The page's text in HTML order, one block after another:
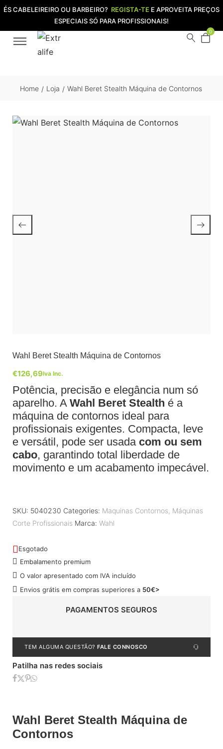
ÉS CABELEIREIRO OU BARBEIRO? REGISTA-TE E APROVEITA PREÇOS
ESPECIAIS SÓ PARA PROFISSIONAIS!
0
Home / Loja / Wahl Beret Stealth Máquina de Contornos
Wahl Beret Stealth Máquina de Contornos
€126,69Iva Inc.
Potência, precisão e elegância num só
aparelho. A Wahl Beret Stealth é a
máquina de contornos ideal para
profissionais exigentes. Compacta, leve
e versátil, pode ser usada com ou sem
cabo, garantindo total liberdade de
movimento e um acabamento impecável.
SKU: 5040230 Categories: Maquinas Contornos, Máquinas
Corte Profissionais Marca: Wahl
Esgotado
Embalamento premium
O valor apresentado com IVA incluído
Envios grátis em compras superiores a 50€>
PAGAMENTOS SEGUROS
TEM ALGUMA QUESTÃO? FALE CONNOSCO
Patilha nas redes sociais
Wahl Beret Stealth Máquina de
Contornos